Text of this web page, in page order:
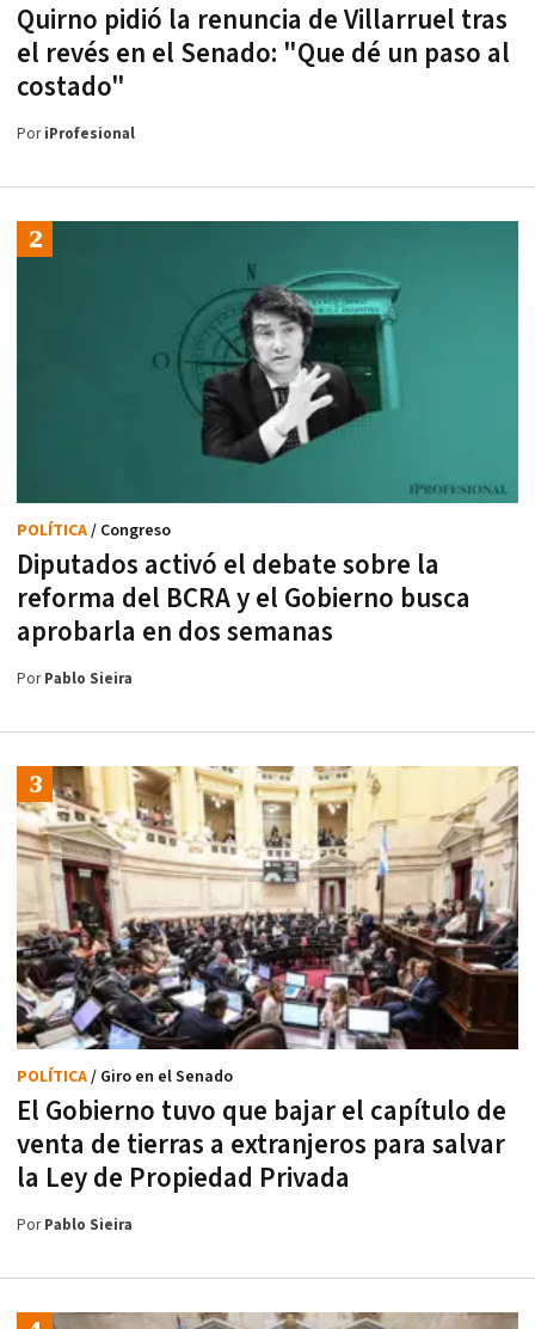
Quirno pidió la renuncia de Villarruel tras
el revés en el Senado: "Que dé un paso al
costado"
PoriProfesional
Diputados activó el debate sobre la
reforma del BCRA y el Gobierno busca
aprobarla en dos semanas
POLÍTICA/ Congreso
PorPablo Sieira
El Gobierno tuvo que bajar el capítulo de
venta de tierras a extranjeros para salvar
la Ley de Propiedad Privada
POLÍTICA/ Giro en el Senado
PorPablo Sieira